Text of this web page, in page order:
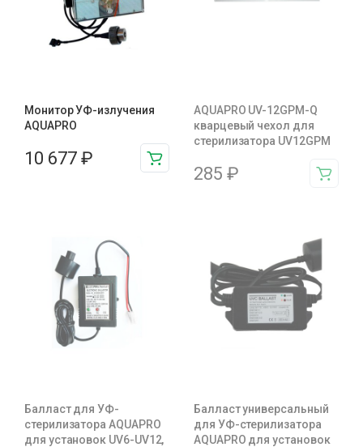
Монитор УФ-излучения
AQUAPRO
10 677 ₽
AQUAPRO UV-12GPM-Q
кварцевый чехол для
стерилизатора UV12GPM
285 ₽
Балласт для УФ-
стерилизатора AQUAPRO
для установок UV6-UV12,
Балласт универсальный
для УФ-стерилизатора
AQUAPRO для установок